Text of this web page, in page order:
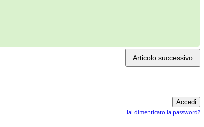
Articolo successivo
Hai dimenticato la password?